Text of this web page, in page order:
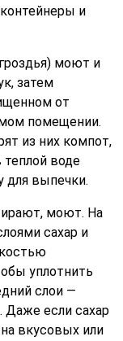
и
моют и
затем
от
помещении.
из них компот,
воде
для выпечки.
моют. На
сахар и
уплотнить
слои —
Даже если сахар
вкусовых или